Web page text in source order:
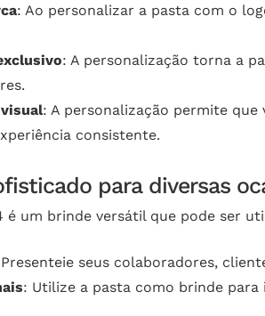
: Ao personalizar a pasta com o
: A personalização torna a
: A personalização permite que
consistente.
para diversas
é um brinde versátil que pode ser
seus colaboradores,
: Utilize a pasta como brinde